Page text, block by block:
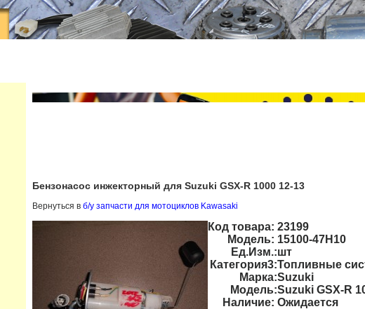
Бензонасос инжекторный для Suzuki GSX-R 1000 12-13
Вернуться в б/у запчасти для мотоциклов Kawasaki
Код товара: 23199
Модель: 15100-47H10
Ед.Изм.:шт
Категория3:Топливные
Марка:Suzuki
Модель:Suzuki GSX-R
Наличие: Ожидается